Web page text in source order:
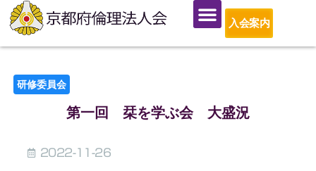
入会案内
研修委員会
第一回 栞を学ぶ会 大盛況
2022-11-26